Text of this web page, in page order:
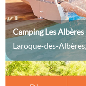
Camping Les Albères
Laroque-des-